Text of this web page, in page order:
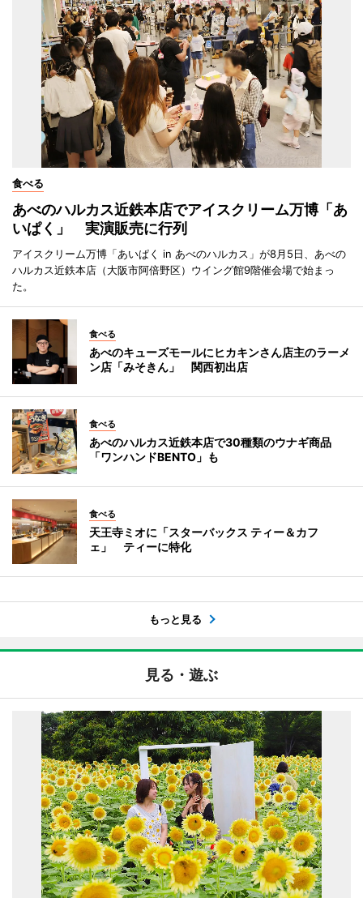
食べる
あべのハルカス近鉄本店でアイスクリーム万博「あ
いぱく」 実演販売に行列
アイスクリーム万博「あいぱく in あべのハルカス」が8月5日、あべの
ハルカス近鉄本店（大阪市阿倍野区）ウイング館9階催会場で始まっ
た。
食べる
あべのキューズモールにヒカキンさん店主のラーメ
ン店「みそきん」 関西初出店
食べる
あべのハルカス近鉄本店で30種類のウナギ商品
「ワンハンドBENTO」も
食べる
天王寺ミオに「スターバックス ティー＆カフ
ェ」 ティーに特化
もっと見る
見る・遊ぶ